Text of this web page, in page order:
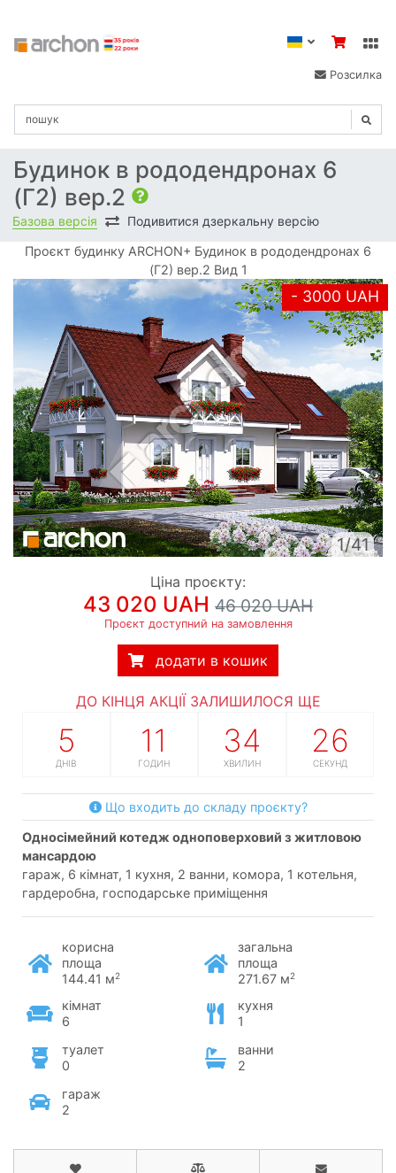
Розсилка
Будинок в рододендронах 6
(Г2) вер.2
Базова версія Подивитися дзеркальну версію
Проєкт будинку ARCHON+ Будинок в рододендронах 6
(Г2) вер.2 Вид 1
- 3000 UAH
1/41
Ціна проєкту:
43 020 UAH 46 020 UAH
Проєкт доступний на замовлення
додати в кошик
ДО КІНЦЯ АКЦІЇ ЗАЛИШИЛОСЯ ЩЕ
5
ДНІВ
11
ГОДИН
34
ХВИЛИН
25
СЕКУНД
Що входить до складу проєкту?
односімейний котедж одноповерховий з житловою
мансардою
гараж, 6 кімнат, 1 кухня, 2 ванни, комора, 1 котельня,
гардеробна, господарське приміщення
корисна
площа
144.41 м2
загальна
площа
271.67 м2
кімнат
6
кухня
1
туалет
0
ванни
2
гараж
2